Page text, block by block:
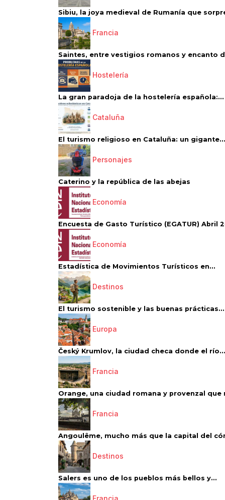
Sibiu, la joya medieval de Rumanía que
Francia
Saintes, entre vestigios romanos y encanto
Hostelería
La gran paradoja de la hostelería española:...
Cataluña
El turismo religioso en Cataluña: un gigante...
Personajes
Caterino y la república de las abejas
Economía
Encuesta de Gasto Turístico (EGATUR) Abril
Economía
Estadística de Movimientos Turísticos en...
Destinos
El turismo sostenible y las buenas prácticas...
Europa
Český Krumlov, la ciudad checa donde el río...
Francia
Orange, una ciudad romana y provenzal que
Francia
Angoulême, mucho más que la capital del
Destinos
Salers es uno de los pueblos más bellos y...
Francia